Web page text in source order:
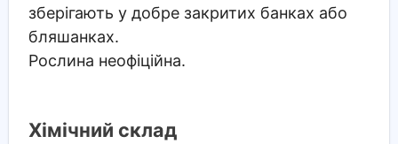
зберігають у добре закритих банках або
бляшанках.
Рослина неофіційна.
Хімічний склад